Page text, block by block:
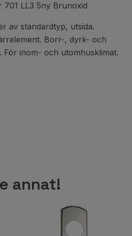
701 LL3 5ny Brunoxid
av standardtyp, utsida.
Borr-, dyrk- och
För inom- och utomhusklimat.
annat!